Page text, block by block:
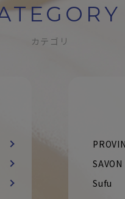
カテゴリ
Sufu